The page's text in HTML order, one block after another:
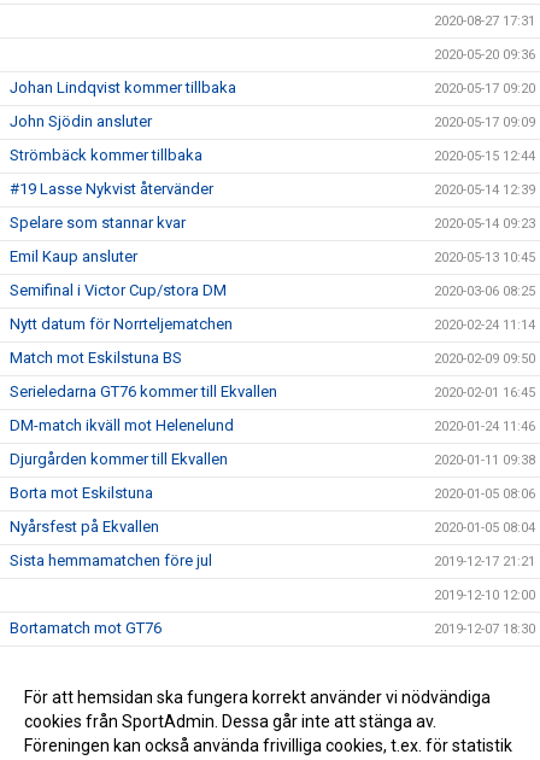
2020-08-27 17:31
2020-05-20 09:36
Johan Lindqvist kommer tillbaka 2020-05-17 09:20
John Sjödin ansluter 2020-05-17 09:09
Strömbäck kommer tillbaka 2020-05-15 12:44
#19 Lasse Nykvist återvänder 2020-05-14 12:39
Spelare som stannar kvar 2020-05-14 09:23
Emil Kaup ansluter 2020-05-13 10:45
Semifinal i Victor Cup/stora DM 2020-03-06 08:25
Nytt datum för Norrteljematchen 2020-02-24 11:14
Match mot Eskilstuna BS 2020-02-09 09:50
Serieledarna GT76 kommer till Ekvallen 2020-02-01 16:45
DM-match ikväll mot Helenelund 2020-01-24 11:46
Djurgården kommer till Ekvallen 2020-01-11 09:38
Borta mot Eskilstuna 2020-01-05 08:06
Nyårsfest på Ekvallen 2020-01-05 08:04
Sista hemmamatchen före jul 2019-12-17 21:21
2019-12-10 12:00
Bortamatch mot GT76 2019-12-07 18:30
Match Gustavsberg - Västerås Bandy 2019-11-25 20:57
Oavgjort Helenelund - Gustavsberg 2019-11-24 19:25
För att hemsidan ska fungera korrekt använder vi nödvändiga
cookies från SportAdmin. Dessa går inte att stänga av.
Föreningen kan också använda frivilliga cookies, t.ex. för statistik